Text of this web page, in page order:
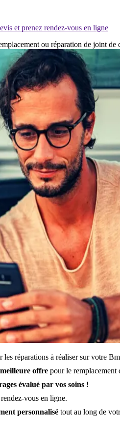
et prenez rendez-vous en ligne
ou réparation de joint
les réparations à réaliser sur votre
meilleure offre pour le
évalué par vos soins !
vous en ligne.
personnalisé tout au long de